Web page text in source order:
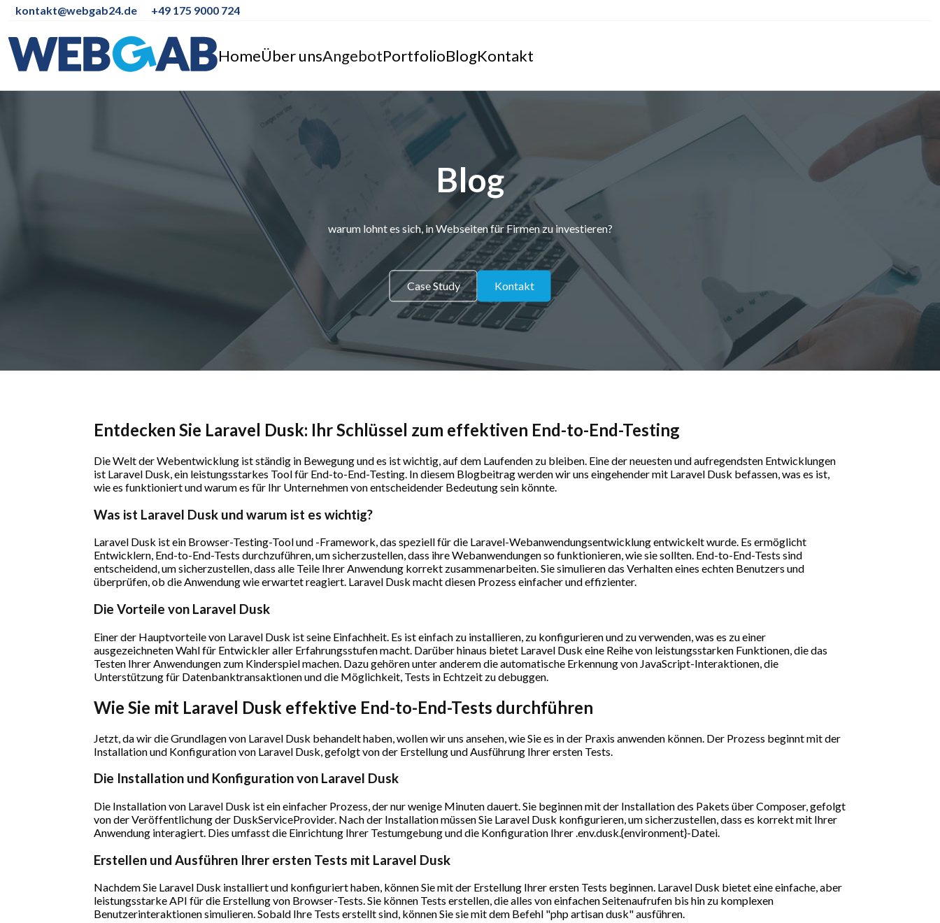
kontakt@webgab24.de +49 175 9000 724
HomeÜber unsAngebotPortfolioBlogKontakt
Blog
warum lohnt es sich, in Webseiten für Firmen zu investieren?
Case Study Kontakt
Entdecken Sie Laravel Dusk: Ihr Schlüssel zum effektiven End-to-End-Testing
Die Welt der Webentwicklung ist ständig in Bewegung und es ist wichtig, auf dem Laufenden zu bleiben. Eine der neuesten und aufregendsten Entwicklungen
ist Laravel Dusk, ein leistungsstarkes Tool für End-to-End-Testing. In diesem Blogbeitrag werden wir uns eingehender mit Laravel Dusk befassen, was es ist,
wie es funktioniert und warum es für Ihr Unternehmen von entscheidender Bedeutung sein könnte.
Was ist Laravel Dusk und warum ist es wichtig?
Laravel Dusk ist ein Browser-Testing-Tool und -Framework, das speziell für die Laravel-Webanwendungsentwicklung entwickelt wurde. Es ermöglicht
Entwicklern, End-to-End-Tests durchzuführen, um sicherzustellen, dass ihre Webanwendungen so funktionieren, wie sie sollten. End-to-End-Tests sind
entscheidend, um sicherzustellen, dass alle Teile Ihrer Anwendung korrekt zusammenarbeiten. Sie simulieren das Verhalten eines echten Benutzers und
überprüfen, ob die Anwendung wie erwartet reagiert. Laravel Dusk macht diesen Prozess einfacher und effizienter.
Die Vorteile von Laravel Dusk
Einer der Hauptvorteile von Laravel Dusk ist seine Einfachheit. Es ist einfach zu installieren, zu konfigurieren und zu verwenden, was es zu einer
ausgezeichneten Wahl für Entwickler aller Erfahrungsstufen macht. Darüber hinaus bietet Laravel Dusk eine Reihe von leistungsstarken Funktionen, die das
Testen Ihrer Anwendungen zum Kinderspiel machen. Dazu gehören unter anderem die automatische Erkennung von JavaScript-Interaktionen, die
Unterstützung für Datenbanktransaktionen und die Möglichkeit, Tests in Echtzeit zu debuggen.
Wie Sie mit Laravel Dusk effektive End-to-End-Tests durchführen
Jetzt, da wir die Grundlagen von Laravel Dusk behandelt haben, wollen wir uns ansehen, wie Sie es in der Praxis anwenden können. Der Prozess beginnt mit der
Installation und Konfiguration von Laravel Dusk, gefolgt von der Erstellung und Ausführung Ihrer ersten Tests.
Die Installation und Konfiguration von Laravel Dusk
Die Installation von Laravel Dusk ist ein einfacher Prozess, der nur wenige Minuten dauert. Sie beginnen mit der Installation des Pakets über Composer, gefolgt
von der Veröffentlichung der DuskServiceProvider. Nach der Installation müssen Sie Laravel Dusk konfigurieren, um sicherzustellen, dass es korrekt mit Ihrer
Anwendung interagiert. Dies umfasst die Einrichtung Ihrer Testumgebung und die Konfiguration Ihrer .env.dusk.{environment}-Datei.
Erstellen und Ausführen Ihrer ersten Tests mit Laravel Dusk
Nachdem Sie Laravel Dusk installiert und konfiguriert haben, können Sie mit der Erstellung Ihrer ersten Tests beginnen. Laravel Dusk bietet eine einfache, aber
leistungsstarke API für die Erstellung von Browser-Tests. Sie können Tests erstellen, die alles von einfachen Seitenaufrufen bis hin zu komplexen
Benutzerinteraktionen simulieren. Sobald Ihre Tests erstellt sind, können Sie sie mit dem Befehl "php artisan dusk" ausführen.